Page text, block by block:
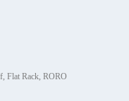
Flat Rack, RORO